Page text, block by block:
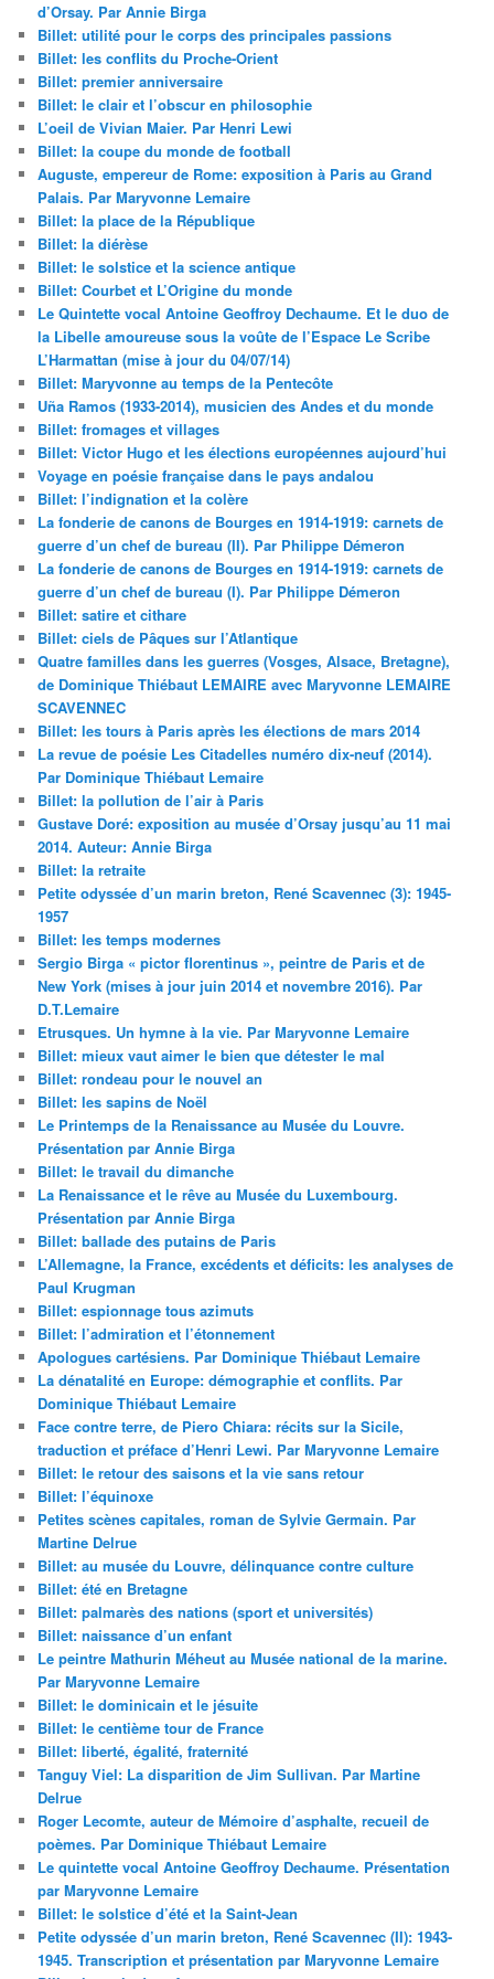
d’Orsay. Par Annie Birga
Billet: utilité pour le corps des principales passions
Billet: les conflits du Proche-Orient
Billet: premier anniversaire
Billet: le clair et l’obscur en philosophie
L’oeil de Vivian Maier. Par Henri Lewi
Billet: la coupe du monde de football
Auguste, empereur de Rome: exposition à Paris au Grand
Palais. Par Maryvonne Lemaire
Billet: la place de la République
Billet: la diérèse
Billet: le solstice et la science antique
Billet: Courbet et L’Origine du monde
Le Quintette vocal Antoine Geoffroy Dechaume. Et le duo de
la Libelle amoureuse sous la voûte de l’Espace Le Scribe
L’Harmattan (mise à jour du 04/07/14)
Billet: Maryvonne au temps de la Pentecôte
Uña Ramos (1933-2014), musicien des Andes et du monde
Billet: fromages et villages
Billet: Victor Hugo et les élections européennes aujourd’hui
Voyage en poésie française dans le pays andalou
Billet: l’indignation et la colère
La fonderie de canons de Bourges en 1914-1919: carnets de
guerre d’un chef de bureau (II). Par Philippe Démeron
La fonderie de canons de Bourges en 1914-1919: carnets de
guerre d’un chef de bureau (I). Par Philippe Démeron
Billet: satire et cithare
Billet: ciels de Pâques sur l’Atlantique
Quatre familles dans les guerres (Vosges, Alsace, Bretagne),
de Dominique Thiébaut LEMAIRE avec Maryvonne LEMAIRE
SCAVENNEC
Billet: les tours à Paris après les élections de mars 2014
La revue de poésie Les Citadelles numéro dix-neuf (2014).
Par Dominique Thiébaut Lemaire
Billet: la pollution de l’air à Paris
Gustave Doré: exposition au musée d’Orsay jusqu’au 11 mai
2014. Auteur: Annie Birga
Billet: la retraite
Petite odyssée d’un marin breton, René Scavennec (3): 1945-
1957
Billet: les temps modernes
Sergio Birga « pictor florentinus », peintre de Paris et de
New York (mises à jour juin 2014 et novembre 2016). Par
D.T.Lemaire
Etrusques. Un hymne à la vie. Par Maryvonne Lemaire
Billet: mieux vaut aimer le bien que détester le mal
Billet: rondeau pour le nouvel an
Billet: les sapins de Noël
Le Printemps de la Renaissance au Musée du Louvre.
Présentation par Annie Birga
Billet: le travail du dimanche
La Renaissance et le rêve au Musée du Luxembourg.
Présentation par Annie Birga
Billet: ballade des putains de Paris
L’Allemagne, la France, excédents et déficits: les analyses de
Paul Krugman
Billet: espionnage tous azimuts
Billet: l’admiration et l’étonnement
Apologues cartésiens. Par Dominique Thiébaut Lemaire
La dénatalité en Europe: démographie et conflits. Par
Dominique Thiébaut Lemaire
Face contre terre, de Piero Chiara: récits sur la Sicile,
traduction et préface d’Henri Lewi. Par Maryvonne Lemaire
Billet: le retour des saisons et la vie sans retour
Billet: l’équinoxe
Petites scènes capitales, roman de Sylvie Germain. Par
Martine Delrue
Billet: au musée du Louvre, délinquance contre culture
Billet: été en Bretagne
Billet: palmarès des nations (sport et universités)
Billet: naissance d’un enfant
Le peintre Mathurin Méheut au Musée national de la marine.
Par Maryvonne Lemaire
Billet: le dominicain et le jésuite
Billet: le centième tour de France
Billet: liberté, égalité, fraternité
Tanguy Viel: La disparition de Jim Sullivan. Par Martine
Delrue
Roger Lecomte, auteur de Mémoire d’asphalte, recueil de
poèmes. Par Dominique Thiébaut Lemaire
Le quintette vocal Antoine Geoffroy Dechaume. Présentation
par Maryvonne Lemaire
Billet: le solstice d’été et la Saint-Jean
Petite odyssée d’un marin breton, René Scavennec (II): 1943-
1945. Transcription et présentation par Maryvonne Lemaire